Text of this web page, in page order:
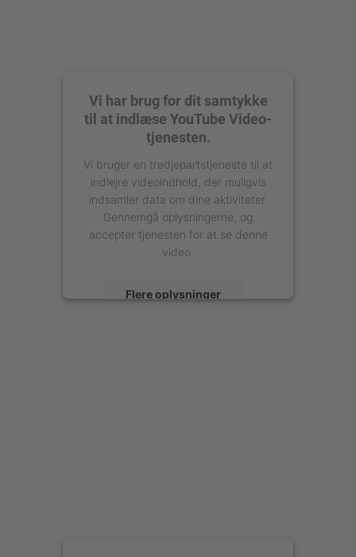
Vi har brug for dit samtykke
til at indlæse YouTube Video-
tjenesten.
Vi bruger en tredjepartstjeneste til at
indlejre videoindhold, der muligvis
indsamler data om dine aktiviteter.
Gennemgå oplysningerne, og
accepter tjenesten for at se denne
video.
Flere oplysninger